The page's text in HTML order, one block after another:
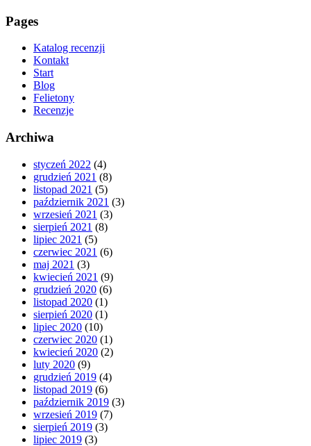
Pages
Katalog recenzji
Kontakt
Start
Blog
Felietony
Recenzje
Archiwa
styczeń 2022 (4)
grudzień 2021 (8)
listopad 2021 (5)
październik 2021 (3)
wrzesień 2021 (3)
sierpień 2021 (8)
lipiec 2021 (5)
czerwiec 2021 (6)
maj 2021 (3)
kwiecień 2021 (9)
grudzień 2020 (6)
listopad 2020 (1)
sierpień 2020 (1)
lipiec 2020 (10)
czerwiec 2020 (1)
kwiecień 2020 (2)
luty 2020 (9)
grudzień 2019 (4)
listopad 2019 (6)
październik 2019 (3)
wrzesień 2019 (7)
sierpień 2019 (3)
lipiec 2019 (3)